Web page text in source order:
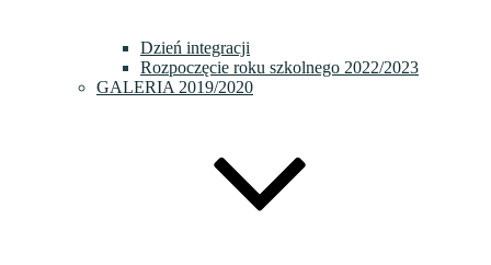
Dzień integracji
Rozpoczęcie roku szkolnego 2022/2023
GALERIA 2019/2020